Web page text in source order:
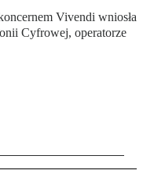
Vivendi wniosła
Cyfrowej, operatorze